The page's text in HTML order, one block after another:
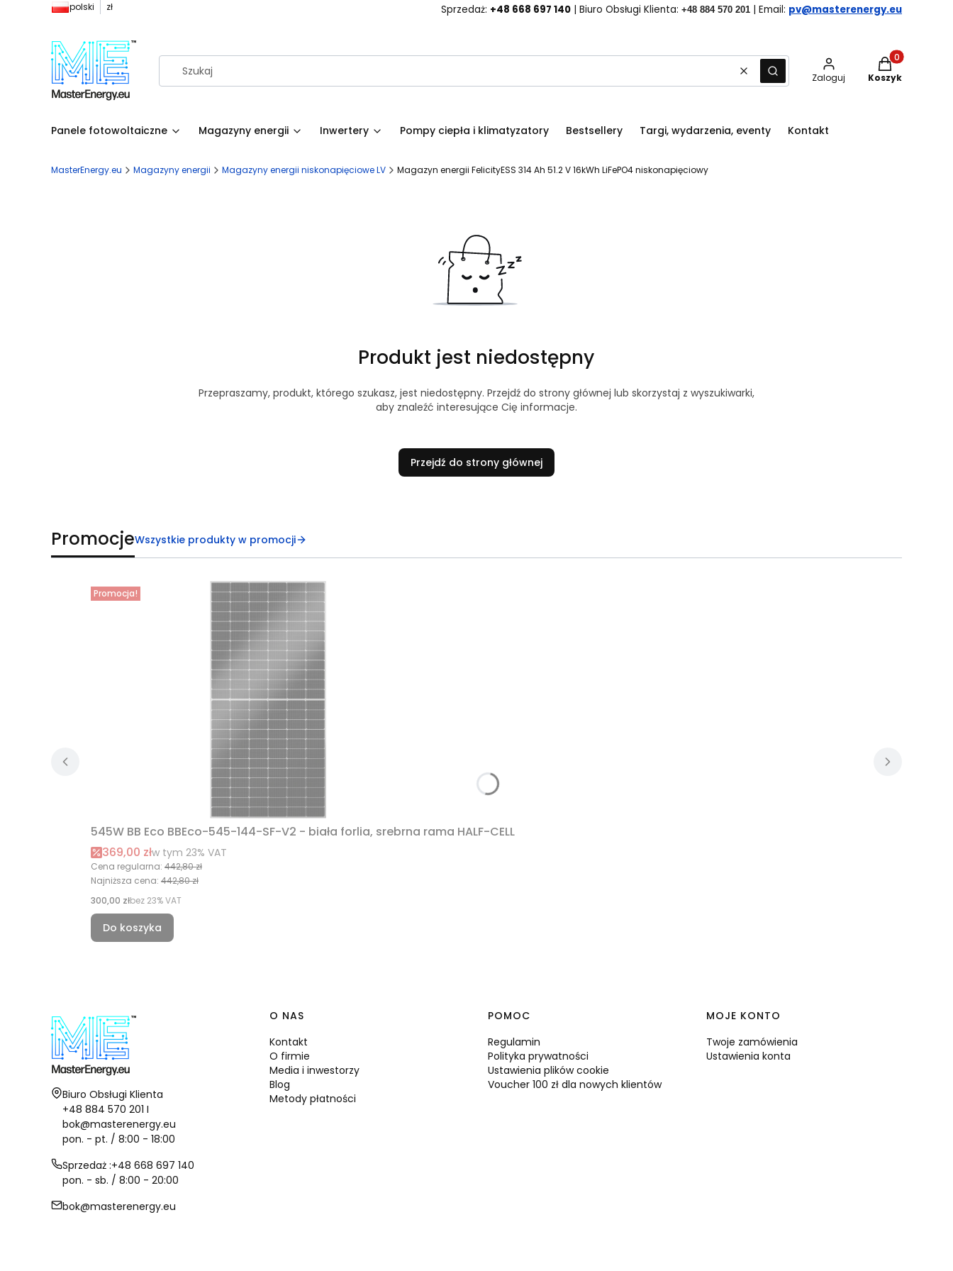
polski zł Sprzedaż: +48 668 697 140 | Biuro Obsługi Klienta: +48 884 570 201 | Email: pv@masterenergy.eu
WyczyśćSzukaj Zaloguj
Produkty w
Koszyk
Panele fotowoltaiczne Magazyny energii Inwertery Pompy ciepła i klimatyzatory Bestsellery Targi, wydarzenia, eventy Kontakt
MasterEnergy.eu Magazyny energii Magazyny energii niskonapięciowe LV Magazyn energii FelicityESS 314 Ah 51.2 V 16kWh LiFePO4 niskonapięciowy
Produkt jest niedostępny
Przepraszamy, produkt, którego szukasz, jest niedostępny. Przejdź do strony głównej lub skorzystaj z wyszukiwarki,
aby znaleźć interesujące Cię informacje.
Przejdź do strony głównej
PromocjeWszystkie produkty w promocji
Promocja!
545W BB Eco BBEco-545-144-SF-V2 - biała forlia, srebrna rama HALF-CELL
Cena promocyjna brutto
369,00 złw tym %s VAT
w tym 23% VAT
Cena regularna: 442,80 zł
Najniższa cena: 442,80 zł
Cena netto
300,00 złbez 23% VAT
Do koszyka
Adres:
Biuro Obsługi Klienta
+48 884 570 201 I
bok@masterenergy.eu
pon. - pt. / 8:00 - 18:00
Sprzedaż :+48 668 697 140
pon. - sb. / 8:00 - 20:00
bok@masterenergy.eu
Linki w stopce
O NAS
Kontakt
O firmie
Media i inwestorzy
Blog
Metody płatności
POMOC
Regulamin
Polityka prywatności
Ustawienia plików cookie
Voucher 100 zł dla nowych klientów
MOJE KONTO
Twoje zamówienia
Ustawienia konta